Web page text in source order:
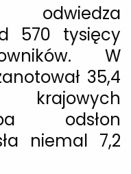
odwiedza
570 tysięcy
W
35,4
krajowych
odsłon
niemal 7,2